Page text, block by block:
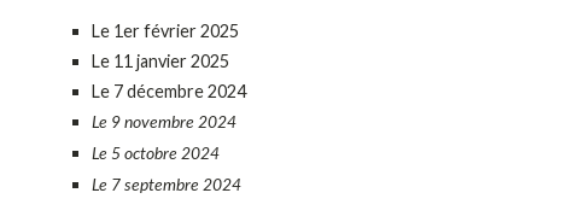
Le 1er février 2025
Le 11 janvier 2025
Le 7 décembre 2024
Le 9 novembre 2024
Le 5 octobre 2024
Le 7 septembre 2024